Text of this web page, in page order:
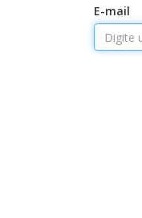
E-mail